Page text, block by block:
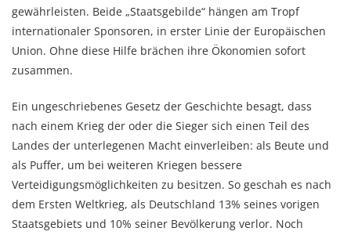
gewährleisten. Beide „Staatsgebilde“ hängen am Tropf
internationaler Sponsoren, in erster Linie der Europäischen
Union. Ohne diese Hilfe brächen ihre Ökonomien sofort
zusammen.
Ein ungeschriebenes Gesetz der Geschichte besagt, dass
nach einem Krieg der oder die Sieger sich einen Teil des
Landes der unterlegenen Macht einverleiben: als Beute und
als Puffer, um bei weiteren Kriegen bessere
Verteidigungsmöglichkeiten zu besitzen. So geschah es nach
dem Ersten Weltkrieg, als Deutschland 13% seines vorigen
Staatsgebiets und 10% seiner Bevölkerung verlor. Noch